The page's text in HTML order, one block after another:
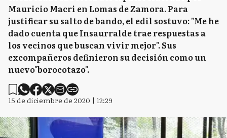
Mauricio Macri en Lomas de Zamora. Para
justificar su salto de bando, el edil sostuvo: "Me he
dado cuenta que Insaurralde trae respuestas a
los vecinos que buscan vivir mejor". Sus
excompañeros definieron su decisión como un
nuevo"borocotazo".
15 de diciembre de 2020 | 12:29